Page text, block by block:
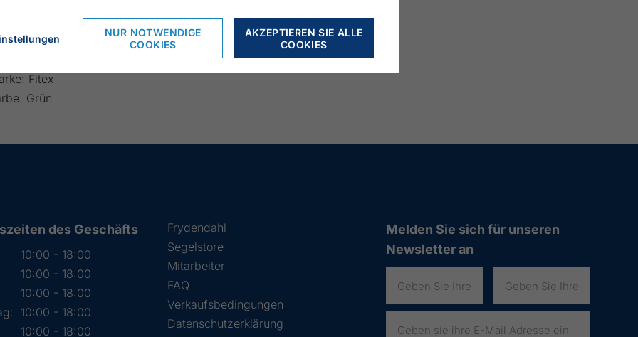
20,5
2000
Fitex
Grün
des Geschäfts
10:00 - 18:00
10:00 - 18:00
10:00 - 18:00
10:00 - 18:00
10:00 - 18:00
Frydendahl
Segelstore
Mitarbeiter
FAQ
Verkaufsbedingungen
Datenschutzerklärung
Melden Sie sich für unseren
Newsletter an
NUR NOTWENDIGE
COOKIES
AKZEPTIEREN SIE ALLE
COOKIES